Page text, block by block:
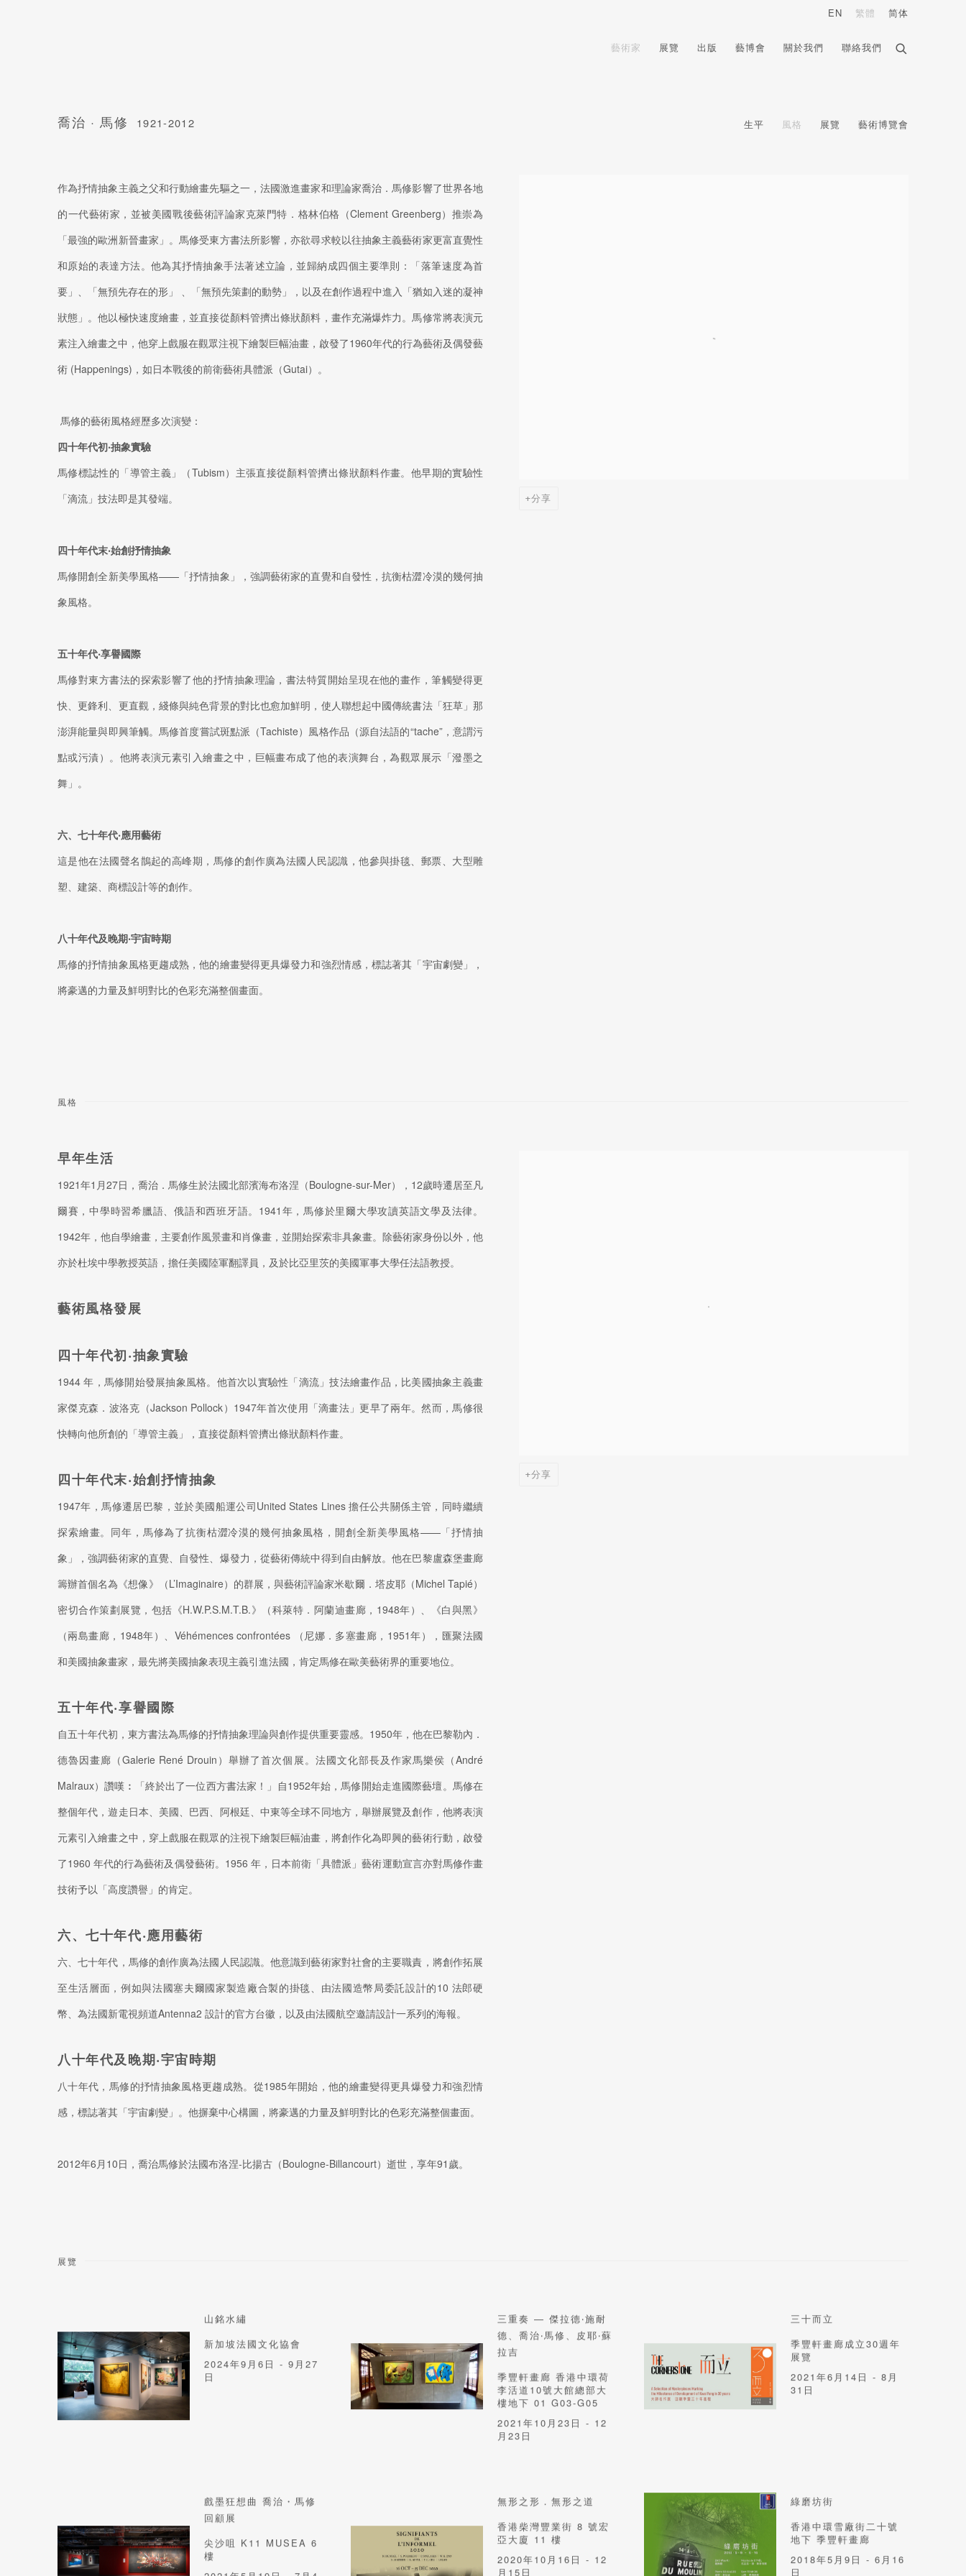
藝術家 展覽 出版 藝博會 關於我們 聯絡我們
EN 繁體 简体
喬治 · 馬修 1921-2012 生平 風格 展覽 藝術博覽會
分享
作為抒情抽象主義之父和行動繪畫先驅之一，法國激進畫家和理論家喬治．馬修影響了世界各地
的一代藝術家，並被美國戰後藝術評論家克萊門特．格林伯格（Clement Greenberg）推崇為
「最強的歐洲新晉畫家」。馬修受東方書法所影響，亦欲尋求較以往抽象主義藝術家更富直覺性
和原始的表達方法。他為其抒情抽象手法著述立論，並歸納成四個主要準則：「落筆速度為首
要」、「無預先存在的形」 、「無預先策劃的動勢」，以及在創作過程中進入「猶如入迷的凝神
狀態」。他以極快速度繪畫，並直接從顏料管擠出條狀顏料，畫作充滿爆炸力。馬修常將表演元
素注入繪畫之中，他穿上戲服在觀眾注視下繪製巨幅油畫，啟發了1960年代的行為藝術及偶發藝
術 (Happenings)，如日本戰後的前衛藝術具體派（Gutai）。
馬修的藝術風格經歷多次演變：
四十年代初‧抽象實驗
馬修標誌性的「導管主義」（Tubism）主張直接從顏料管擠出條狀顏料作畫。他早期的實驗性
「滴流」技法即是其發端。
四十年代末‧始創抒情抽象
馬修開創全新美學風格——「抒情抽象」，強調藝術家的直覺和自發性，抗衡枯澀冷漠的幾何抽
象風格。
五十年代‧享譽國際
馬修對東方書法的探索影響了他的抒情抽象理論，書法特質開始呈現在他的畫作，筆觸變得更
快、更鋒利、更直觀，綫條與純色背景的對比也愈加鮮明，使人聯想起中國傳統書法「狂草」那
澎湃能量與即興筆觸。馬修首度嘗試斑點派（Tachiste）風格作品（源自法語的“tache”，意謂污
點或污漬）。他將表演元素引入繪畫之中，巨幅畫布成了他的表演舞台，為觀眾展示「潑墨之
舞」。
六、七十年代‧應用藝術
這是他在法國聲名鵲起的高峰期，馬修的創作廣為法國人民認識，他參與掛毯、郵票、大型雕
塑、建築、商標設計等的創作。
八十年代及晚期‧宇宙時期
馬修的抒情抽象風格更趨成熟，他的繪畫變得更具爆發力和強烈情感，標誌著其「宇宙劇變」，
將豪邁的力量及鮮明對比的色彩充滿整個畫面。
風格
分享
早年生活
1921年1月27日，喬治．馬修生於法國北部濱海布洛涅（Boulogne-sur-Mer），12歲時遷居至凡
爾賽，中學時習希臘語、俄語和西班牙語。1941年，馬修於里爾大學攻讀英語文學及法律。
1942年，他自學繪畫，主要創作風景畫和肖像畫，並開始探索非具象畫。除藝術家身份以外，他
亦於杜埃中學教授英語，擔任美國陸軍翻譯員，及於比亞里茨的美國軍事大學任法語教授。
藝術風格發展
四十年代初‧抽象實驗
1944 年，馬修開始發展抽象風格。他首次以實驗性「滴流」技法繪畫作品，比美國抽象主義畫
家傑克森．波洛克（Jackson Pollock）1947年首次使用「滴畫法」更早了兩年。然而，馬修很
快轉向他所創的「導管主義」，直接從顏料管擠出條狀顏料作畫。
四十年代末‧始創抒情抽象
1947年，馬修遷居巴黎，並於美國船運公司United States Lines 擔任公共關係主管，同時繼續
探索繪畫。同年，馬修為了抗衡枯澀冷漠的幾何抽象風格，開創全新美學風格——「抒情抽
象」，強調藝術家的直覺、自發性、爆發力，從藝術傳統中得到自由解放。他在巴黎盧森堡畫廊
籌辦首個名為《想像》（L’Imaginaire）的群展，與藝術評論家米歇爾．塔皮耶（Michel Tapié）
密切合作策劃展覽，包括《H.W.P.S.M.T.B.》（科萊特．阿蘭迪畫廊，1948年）、《白與黑》
（兩島畫廊，1948年）、Véhémences confrontées （尼娜．多塞畫廊，1951年），匯聚法國
和美國抽象畫家，最先將美國抽象表現主義引進法國，肯定馬修在歐美藝術界的重要地位。
五十年代‧享譽國際
自五十年代初，東方書法為馬修的抒情抽象理論與創作提供重要靈感。1950年，他在巴黎勒內．
德魯因畫廊（Galerie René Drouin）舉辦了首次個展。法國文化部長及作家馬樂侯（André
Malraux）讚嘆︰「終於出了一位西方書法家！」自1952年始，馬修開始走進國際藝壇。馬修在
整個年代，遊走日本、美國、巴西、阿根廷、中東等全球不同地方，舉辦展覽及創作，他將表演
元素引入繪畫之中，穿上戲服在觀眾的注視下繪製巨幅油畫，將創作化為即興的藝術行動，啟發
了1960 年代的行為藝術及偶發藝術。1956 年，日本前衛「具體派」藝術運動宣言亦對馬修作畫
技術予以「高度讚譽」的肯定。
六、七十年代‧應用藝術
六、七十年代，馬修的創作廣為法國人民認識。他意識到藝術家對社會的主要職責，將創作拓展
至生活層面，例如與法國塞夫爾國家製造廠合製的掛毯、由法國造幣局委託設計的10 法郎硬
幣、為法國新電視頻道Antenna2 設計的官方台徽，以及由法國航空邀請設計一系列的海報。
八十年代及晚期‧宇宙時期
八十年代，馬修的抒情抽象風格更趨成熟。從1985年開始，他的繪畫變得更具爆發力和強烈情
感，標誌著其「宇宙劇變」。他摒棄中心構圖，將豪邁的力量及鮮明對比的色彩充滿整個畫面。
2012年6月10日，喬治馬修於法國布洛涅-比揚古（Boulogne-Billancourt）逝世，享年91歲。
展覽
山銘水繡
新加坡法國文化協會
2024年9月6日 - 9月27
日
三重奏 — 傑拉德‧施耐
德、喬治‧馬修、皮耶‧蘇
拉吉
季豐軒畫廊 香港中環荷
李活道10號大館總部大
樓地下 01 G03-G05
2021年10月23日 - 12
月23日
三十而立
季豐軒畫廊成立30週年
展覽
2021年6月14日 - 8月
31日
戲墨狂想曲 喬治・馬修
回顧展
尖沙咀 K11 MUSEA 6
樓
無形之形．無形之道
香港柴灣豐業街 8 號宏
亞大廈 11 樓
2020年10月16日 - 12
月15日
綠磨坊街
香港中環雪廠街二十號
地下 季豐軒畫廊
2018年5月9日 - 6月16
日